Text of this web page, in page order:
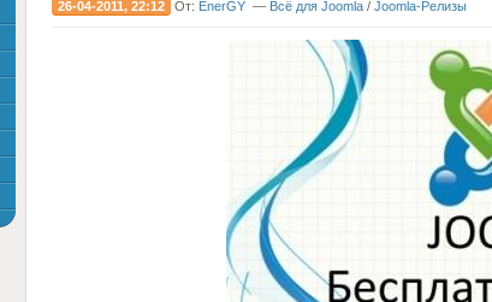
26-04-2011, 22:12 От: EnerGY — Всё для Joomla/ Joomla-Релизы